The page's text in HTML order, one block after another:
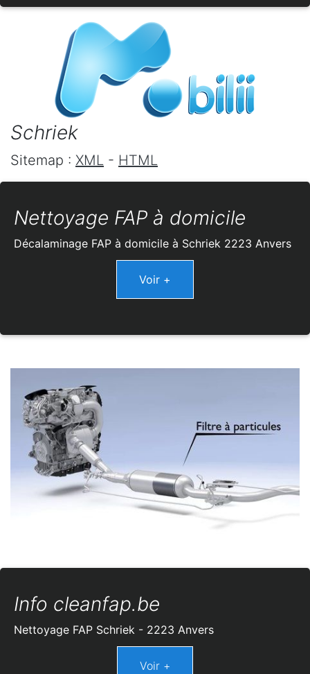
Schriek
Sitemap : XML - HTML
Nettoyage FAP à domicile
Décalaminage FAP à domicile à Schriek 2223 Anvers
Voir +
Info cleanfap.be
Nettoyage FAP Schriek - 2223 Anvers